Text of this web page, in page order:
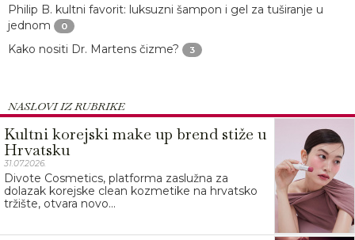
Philip B. kultni favorit: luksuzni šampon i gel za tuširanje u
jednom
0
Kako nositi Dr. Martens čizme? 3
NASLOVI IZ RUBRIKE
Kultni korejski make up brend stiže u
Hrvatsku
31.07.2026.
Divote Cosmetics, platforma zaslužna za
dolazak korejske clean kozmetike na hrvatsko
tržište, otvara novo...